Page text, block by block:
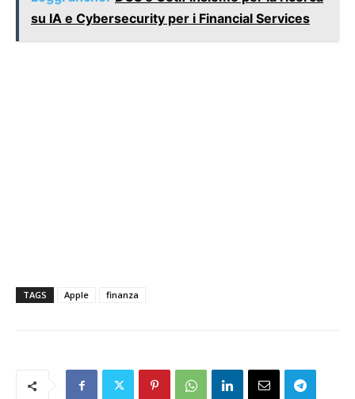
su IA e Cybersecurity per i Financial Services
TAGS Apple finanza